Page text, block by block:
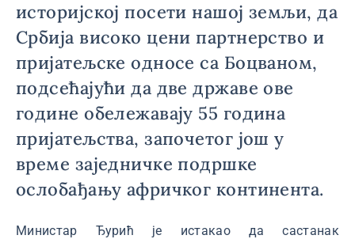
историјској посети нашој земљи, да
Србија високо цени партнерство и
пријатељске односе са Боцваном,
подсећајући да две државе ове
године обележавају 55 година
пријатељства, започетог још у
време заједничке подршке
ослобађању афричког континента.
Министар Ђурић је истакао да састанак